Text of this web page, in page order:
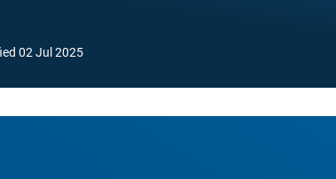
02 Jul 2025